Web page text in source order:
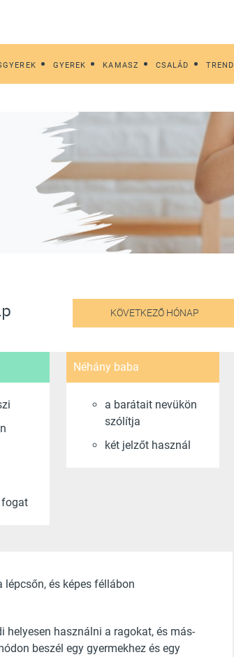
GYEREK KAMASZ CSALÁD TREND
KÖVETKEZŐ HÓNAP
fogat
Néhány baba
a barátait nevükön
szólítja
két jelzőt használ
és képes féllábon
helyesen használni a ragokat, és más-
beszél egy gyermekhez és egy